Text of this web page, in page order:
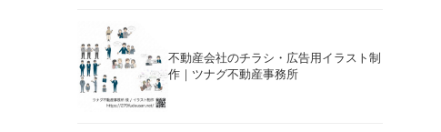
不動産会社のチラシ・広告用イラスト制
作｜ツナグ不動産事務所